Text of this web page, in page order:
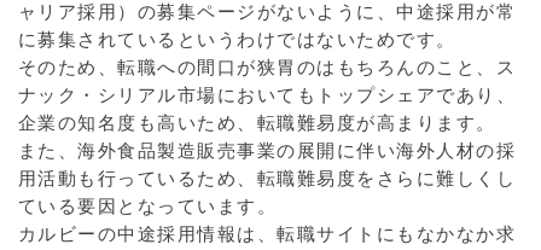
ャリア採用）の募集ページがないように、中途採用が常
に募集されているというわけではないためです。
そのため、転職への間口が狭胃のはもちろんのこと、ス
ナック・シリアル市場においてもトップシェアであり、
企業の知名度も高いため、転職難易度が高まります。
また、海外食品製造販売事業の展開に伴い海外人材の採
用活動も行っているため、転職難易度をさらに難しくし
ている要因となっています。
カルビーの中途採用情報は、転職サイトにもなかなか求